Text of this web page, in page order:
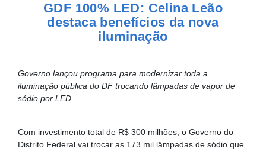
GDF 100% LED: Celina Leão
destaca benefícios da nova
iluminação
Governo lançou programa para modernizar toda a
iluminação pública do DF trocando lâmpadas de vapor de
sódio por LED.
Com investimento total de R$ 300 milhões, o Governo do
Distrito Federal vai trocar as 173 mil lâmpadas de sódio que